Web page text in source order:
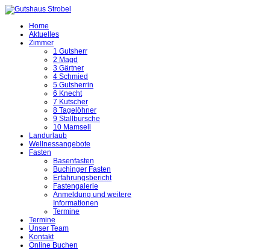
Home
Aktuelles
Zimmer
1 Gutsherr
2 Magd
3 Gärtner
4 Schmied
5 Gutsherrin
6 Knecht
7 Kutscher
8 Tagelöhner
9 Stallbursche
10 Mamsell
Landurlaub
Wellnessangebote
Fasten
Basenfasten
Buchinger Fasten
Erfahrungsbericht
Fastengalerie
Anmeldung und weitere
Informationen
Termine
Termine
Unser Team
Kontakt
Online Buchen